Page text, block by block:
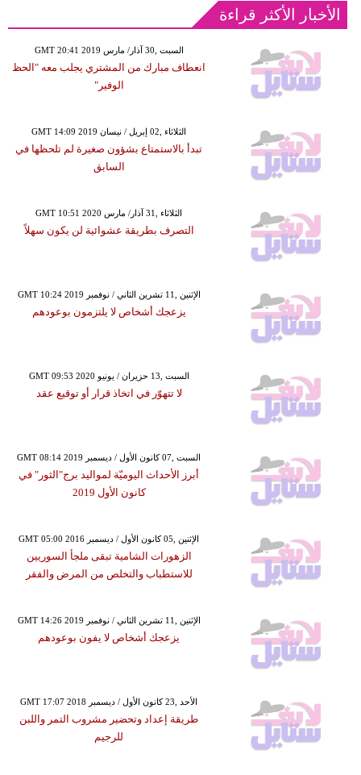
الأخبار الأكثر قراءة
GMT 20:41 2019 السبت ,30 آذار/ مارس
انعطاف مبارك من المشتري يجلب معه "الحظ
الوفير"
GMT 14:09 2019 الثلاثاء ,02 إبريل / نيسان
تبدأ بالاستمتاع بشؤون صغيرة لم تلحظها في
السابق
GMT 10:51 2020 الثلاثاء ,31 آذار/ مارس
التصرف بطريقة عشوائية لن يكون سهلاً
GMT 10:24 2019 الإثنين ,11 تشرين الثاني / نوفمبر
يزعجك أشخاص لا يلتزمون بوعودهم
GMT 09:53 2020 السبت ,13 حزيران / يونيو
لا تتهوّر في اتخاذ قرار أو توقيع عقد
GMT 08:14 2019 السبت ,07 كانون الأول / ديسمبر
أبرز الأحداث اليوميّة لمواليد برج"الثور" في
كانون الأول 2019
GMT 05:00 2016 الإثنين ,05 كانون الأول / ديسمبر
الزهورات الشامية تبقى ملجأ السوريين
للاستطباب والتخلص من المرض والفقر
GMT 14:26 2019 الإثنين ,11 تشرين الثاني / نوفمبر
يزعجك أشخاص لا يفون بوعودهم
GMT 17:07 2018 الأحد ,23 كانون الأول / ديسمبر
طريقة إعداد وتحضير مشروب التمر واللبن
للرجيم